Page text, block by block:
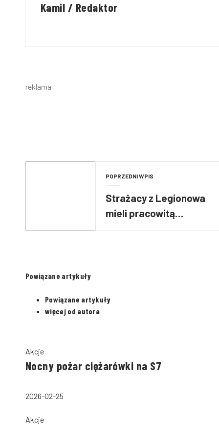
Kamil / Redaktor
reklama
POPRZEDNI WPIS
Strażacy z Legionowa
mieli pracowitą
Powiązane artykuły
Powiązane artykuły
więcej od autora
Akcje
Nocny pożar ciężarówki na S7
2026-02-25
Akcje